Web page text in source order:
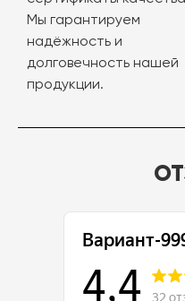
Мы гарантируем
надёжность и
долговечность нашей
продукции.